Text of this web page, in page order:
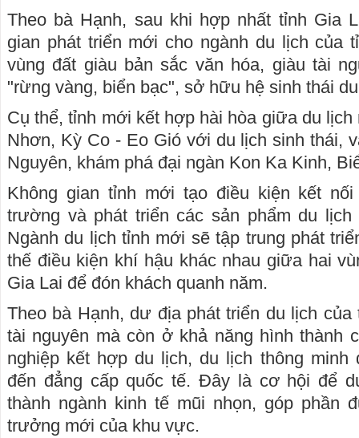
Theo bà Hạnh, sau khi hợp nhất tỉnh Gia
gian phát triển mới cho ngành du lịch của
vùng đất giàu bản sắc văn hóa, giàu tài
"rừng vàng, biển bạc", sở hữu hệ sinh thái
Cụ thể, tỉnh mới kết hợp hài hòa giữa du
Nhơn, Kỳ Co - Eo Gió với du lịch sinh thái,
Nguyên, khám phá đại ngàn Kon Ka Kinh,
Không gian tỉnh mới tạo điều kiện kết
trường và phát triển các sản phẩm du
Ngành du lịch tỉnh mới sẽ tập trung phát
thế điều kiện khí hậu khác nhau giữa hai
Gia Lai để đón khách quanh năm.
Theo bà Hạnh, dư địa phát triển du lịch
tài nguyên mà còn ở khả năng hình thành
nghiệp kết hợp du lịch, du lịch thông minh
đến đẳng cấp quốc tế. Đây là cơ hội để
thành ngành kinh tế mũi nhọn, góp phần
trưởng mới của khu vực.